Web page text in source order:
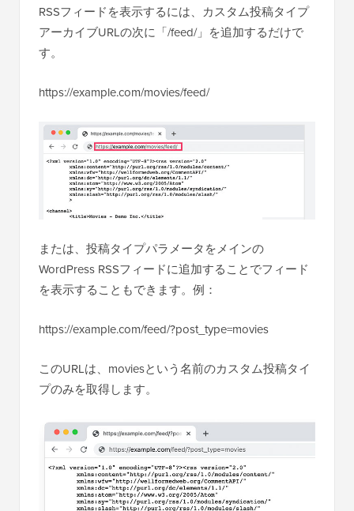
RSSフィードを表示するには、カスタム投稿タイプ
アーカイブURLの次に「/feed/」を追加するだけで
す。
https://example.com/movies/feed/
または、投稿タイプパラメータをメインの
WordPress RSSフィードに追加することでフィード
を表示することもできます。例：
https://example.com/feed/?post_type=movies
このURLは、moviesという名前のカスタム投稿タイ
プのみを取得します。